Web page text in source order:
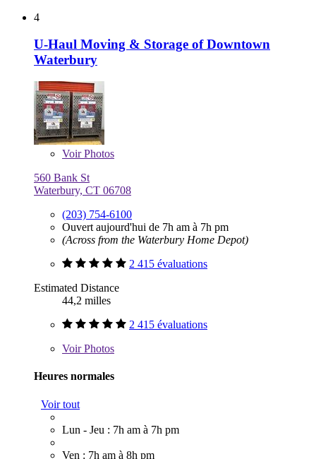
4
U-Haul Moving & Storage of Downtown
Waterbury
VoirPhotos
560 Bank St
Waterbury, CT 06708
(203) 754-6100
Ouvert aujourd'hui de 7h am à 7h pm
(Across from the Waterbury Home Depot)
2 415 évaluations
Estimated Distance
44,2 milles
2 415 évaluations
VoirPhotos
Heures normales
Voir tout
Lun - Jeu : 7h am à 7h pm
Ven : 7h am à 8h pm